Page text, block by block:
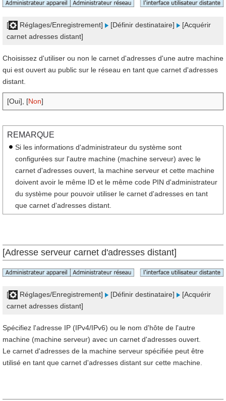
[ Réglages/Enregistrement] [Définir destinataire]
[Acquérir
carnet adresses distant]
Choisissez d'utiliser ou non le carnet d'adresses d'une autre machine
qui est ouvert au public sur le réseau en tant que carnet d'adresses
distant.
[Oui], [Non]
REMARQUE
Si les informations d'administrateur du système sont
configurées sur l'autre machine (machine serveur) avec le
carnet d'adresses ouvert, la machine serveur et cette machine
doivent avoir le même ID et le même code PIN d'administrateur
du système pour pouvoir utiliser le carnet d'adresses en tant
que carnet d'adresses distant.
[Adresse serveur carnet d'adresses distant]
[ Réglages/Enregistrement] [Définir destinataire]
[Acquérir
carnet adresses distant]
Spécifiez l'adresse IP (IPv4/IPv6) ou le nom d'hôte de l'autre
machine (machine serveur) avec un carnet d'adresses ouvert.
Le carnet d'adresses de la machine serveur spécifiée peut être
utilisé en tant que carnet d'adresses distant sur cette machine.